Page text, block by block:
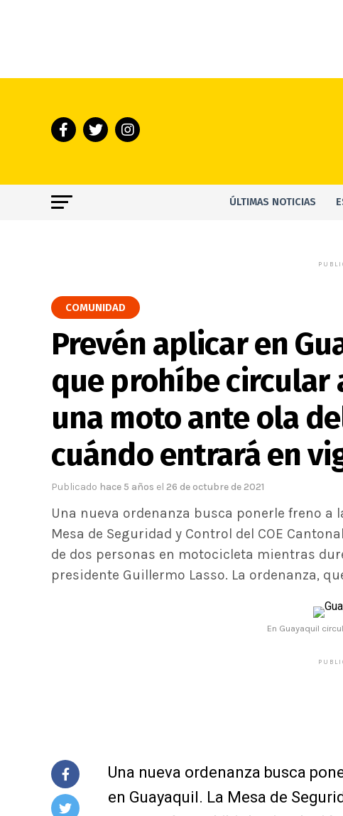
ÚLTIMAS NOTICIAS
COMUNIDAD
Prevén aplicar en
que prohíbe circular
una moto ante ola
cuándo entrará en
Publicado hace 5 años el 26 de octubre de 2021
Una nueva ordenanza busca ponerle freno a
Mesa de Seguridad y Control del COE
de dos personas en motocicleta mientras
presidente Guillermo Lasso. La ordenanza,
En Guayaquil
Una nueva ordenanza busca
en Guayaquil. La Mesa de